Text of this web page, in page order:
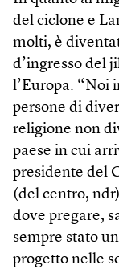
del ciclone e
molti, è
d’ingresso del
l’Europa. “Noi
persone di
religione non
paese in cui
presidente del
(del centro,
dove pregare,
sempre stato
progetto nelle